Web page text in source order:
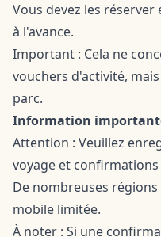
Vous devez les
à l'avance.
Important : Cela ne
vouchers d'activité,
parc.
Information
Attention : Veuillez
voyage et
De nombreuses
mobile limitée.
À noter : Si une